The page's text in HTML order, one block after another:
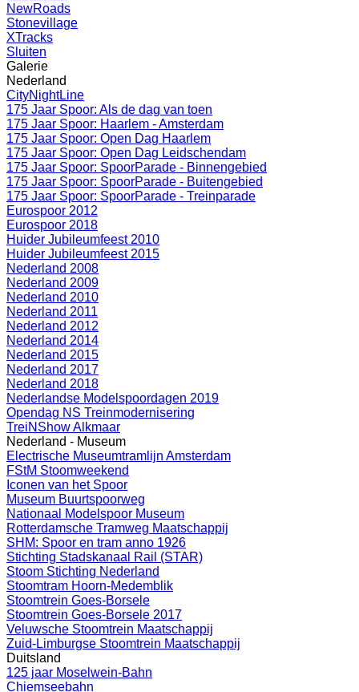
NewRoads
Stonevillage
XTracks
Sluiten
Galerie
Nederland
CityNightLine
175 Jaar Spoor: Als de dag van toen
175 Jaar Spoor: Haarlem - Amsterdam
175 Jaar Spoor: Open Dag Haarlem
175 Jaar Spoor: Open Dag Leidschendam
175 Jaar Spoor: SpoorParade - Binnengebied
175 Jaar Spoor: SpoorParade - Buitengebied
175 Jaar Spoor: SpoorParade - Treinparade
Eurospoor 2012
Eurospoor 2018
Huider Jubileumfeest 2010
Huider Jubileumfeest 2015
Nederland 2008
Nederland 2009
Nederland 2010
Nederland 2011
Nederland 2012
Nederland 2014
Nederland 2015
Nederland 2017
Nederland 2018
Nederlandse Modelspoordagen 2019
Opendag NS Treinmodernisering
TreiNShow Alkmaar
Nederland - Museum
Electrische Museumtramlijn Amsterdam
FStM Stoomweekend
Iconen van het Spoor
Museum Buurtspoorweg
Nationaal Modelspoor Museum
Rotterdamsche Tramweg Maatschappij
SHM: Spoor en tram anno 1926
Stichting Stadskanaal Rail (STAR)
Stoom Stichting Nederland
Stoomtram Hoorn-Medemblik
Stoomtrein Goes-Borsele
Stoomtrein Goes-Borsele 2017
Veluwsche Stoomtrein Maatschappij
Zuid-Limburgse Stoomtrein Maatschappij
Duitsland
125 jaar Moselwein-Bahn
Chiemseebahn